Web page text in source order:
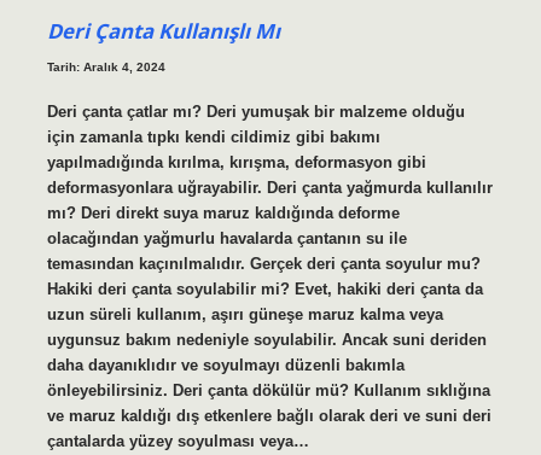
Deri Çanta Kullanışlı Mı
Tarih: Aralık 4, 2024
Deri çanta çatlar mı? Deri yumuşak bir malzeme olduğu
için zamanla tıpkı kendi cildimiz gibi bakımı
yapılmadığında kırılma, kırışma, deformasyon gibi
deformasyonlara uğrayabilir. Deri çanta yağmurda kullanılır
mı? Deri direkt suya maruz kaldığında deforme
olacağından yağmurlu havalarda çantanın su ile
temasından kaçınılmalıdır. Gerçek deri çanta soyulur mu?
Hakiki deri çanta soyulabilir mi? Evet, hakiki deri çanta da
uzun süreli kullanım, aşırı güneşe maruz kalma veya
uygunsuz bakım nedeniyle soyulabilir. Ancak suni deriden
daha dayanıklıdır ve soyulmayı düzenli bakımla
önleyebilirsiniz. Deri çanta dökülür mü? Kullanım sıklığına
ve maruz kaldığı dış etkenlere bağlı olarak deri ve suni deri
çantalarda yüzey soyulması veya…